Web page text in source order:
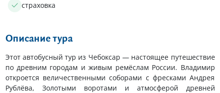
страховка
Описание тура
Этот автобусный тур из Чебоксар — настоящее путешествие
по древним городам и живым ремёслам России. Владимир
откроется величественными соборами с фресками Андрея
Рублёва, Золотыми воротами и атмосферой древней